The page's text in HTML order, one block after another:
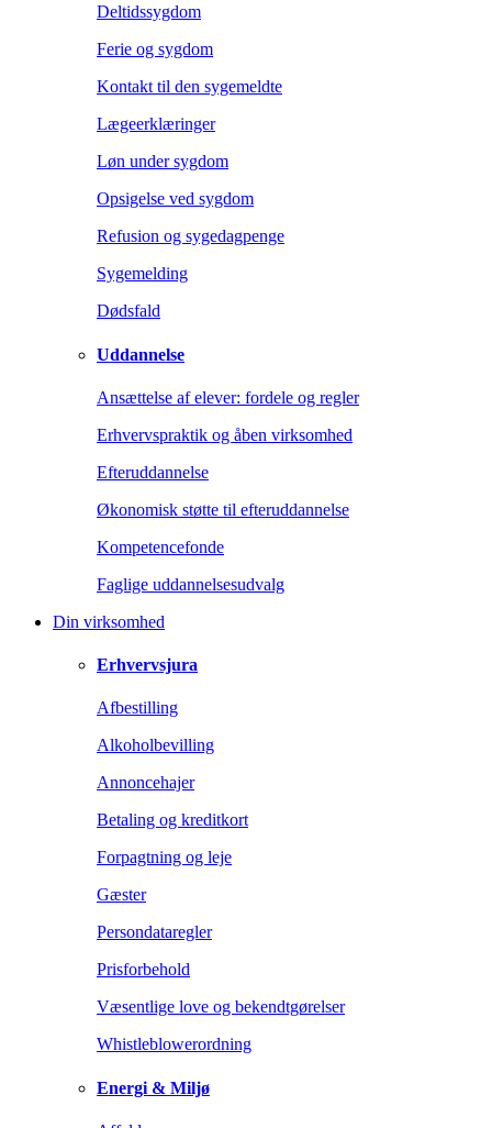
Deltidssygdom
Ferie og sygdom
Kontakt til den sygemeldte
Lægeerklæringer
Løn under sygdom
Opsigelse ved sygdom
Refusion og sygedagpenge
Sygemelding
Dødsfald
Uddannelse
Ansættelse af elever: fordele og regler
Erhvervspraktik og åben virksomhed
Efteruddannelse
Økonomisk støtte til efteruddannelse
Kompetencefonde
Faglige uddannelsesudvalg
Din virksomhed
Erhvervsjura
Afbestilling
Alkoholbevilling
Annoncehajer
Betaling og kreditkort
Forpagtning og leje
Gæster
Persondataregler
Prisforbehold
Væsentlige love og bekendtgørelser
Whistleblowerordning
Energi & Miljø